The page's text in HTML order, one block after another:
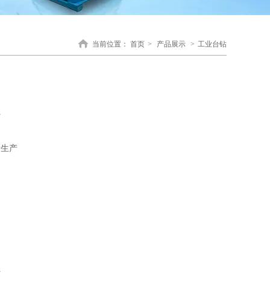
当前位置： 首页 > 产品展示 > 工业台钻
产